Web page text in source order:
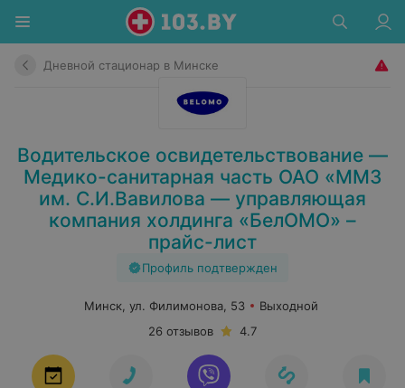
Дневной стационар в Минске
Водительское освидетельствование —
Медико-санитарная часть ОАО «ММЗ
им. С.И.Вавилова — управляющая
компания холдинга «БелОМО» –
прайс-лист
Профиль подтвержден
Минск, ул. Филимонова, 53
Выходной
26 отзывов
4.7